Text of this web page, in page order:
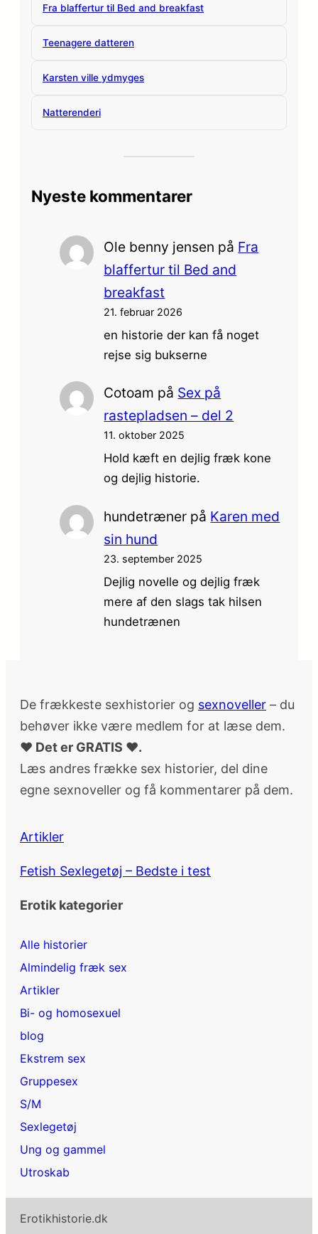
Fra blaffertur til Bed and breakfast
Teenagere datteren
Karsten ville ydmyges
Natterenderi
Nyeste kommentarer
Ole benny jensen på Fra
blaffertur til Bed and
breakfast
21. februar 2026
en historie der kan få noget
rejse sig bukserne
Cotoam på Sex på
rastepladsen – del 2
11. oktober 2025
Hold kæft en dejlig fræk kone
og dejlig historie.
hundetræner på Karen med
sin hund
23. september 2025
Dejlig novelle og dejlig fræk
mere af den slags tak hilsen
hundetrænen
De frækkeste sexhistorier og sexnoveller – du
behøver ikke være medlem for at læse dem.
♥ Det er GRATIS ♥.
Læs andres frække sex historier, del dine
egne sexnoveller og få kommentarer på dem.
Artikler
Fetish Sexlegetøj – Bedste i test
Erotik kategorier
Alle historier
Almindelig fræk sex
Artikler
Bi- og homosexuel
blog
Ekstrem sex
Gruppesex
S/M
Sexlegetøj
Ung og gammel
Utroskab
Erotikhistorie.dk